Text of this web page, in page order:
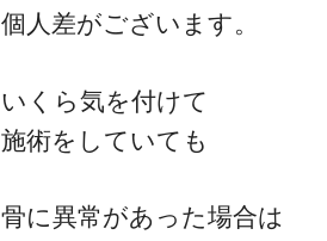
個人差がございます。
いくら気を付けて
施術をしていても
骨に異常があった場合は